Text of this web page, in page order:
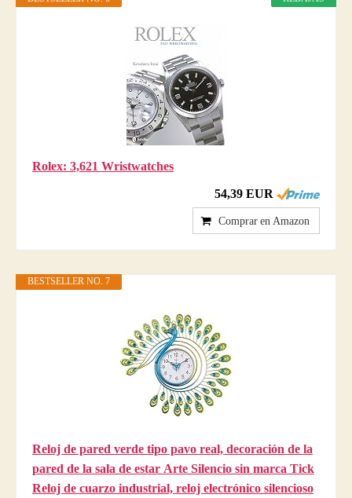
Rolex: 3,621 Wristwatches
54,39 EUR
Comprar en Amazon
BESTSELLER NO. 7
Reloj de pared verde tipo pavo real, decoración de la
pared de la sala de estar Arte Silencio sin marca Tick
Reloj de cuarzo industrial, reloj electrónico silencioso